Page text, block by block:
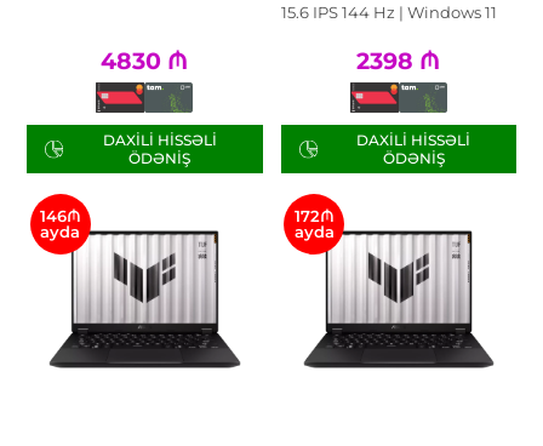
4830 ₼
DAXILI HISSƏLI
ÖDƏNIŞ
15.6 IPS 144 Hz | Windows 11
2398 ₼
DAXILI HISSƏLI
ÖDƏNIŞ
146₼
ayda
172₼
ayda